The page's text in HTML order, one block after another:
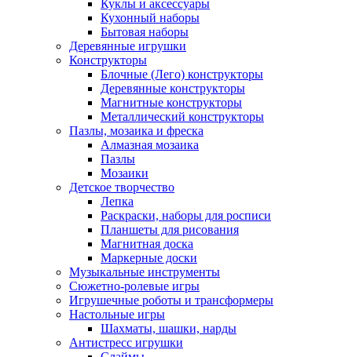
Куклы и аксессуары
Кухонный наборы
Бытовая наборы
Деревянные игрушки
Конструкторы
Блочные (Лего) конструкторы
Деревянные конструкторы
Магнитные конструкторы
Металлический конструкторы
Пазлы, мозаика и фреска
Алмазная мозаика
Пазлы
Мозаики
Детское творчество
Лепка
Раскраски, наборы для росписи
Планшеты для рисования
Магнитная доска
Маркерные доски
Музыкальные инструменты
Сюжетно-ролевые игры
Игрушечные роботы и трансформеры
Настольные игры
Шахматы, шашки, нарды
Антистресс игрушки